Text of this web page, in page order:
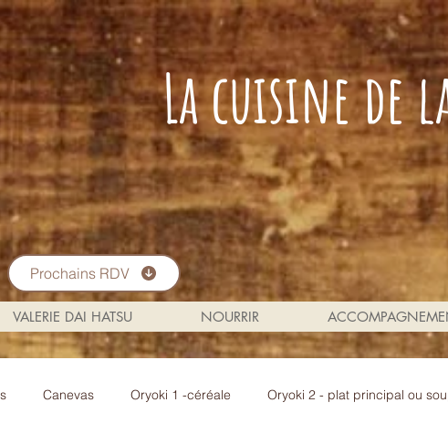
La cuisine de
Prochains RDV
VALERIE DAI HATSU NOURRIR
Canevas Oryoki 1 -céréale Oryoki 2 - plat principal ou